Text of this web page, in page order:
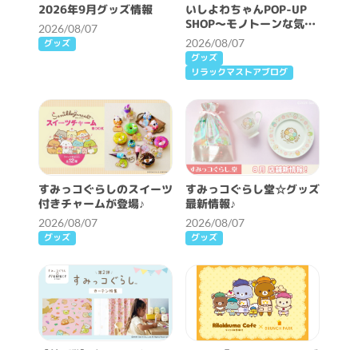
2026年9月グッズ情報
2026/08/07
グッズ
いしよわちゃんPOP-UP
SHOP～モノトーンな気分
～開催決定！
2026/08/07
グッズ
リラックマストアブログ
すみっコぐらしのスイーツ
付きチャームが登場♪
2026/08/07
グッズ
すみっコぐらし堂☆グッズ
最新情報♪
2026/08/07
グッズ